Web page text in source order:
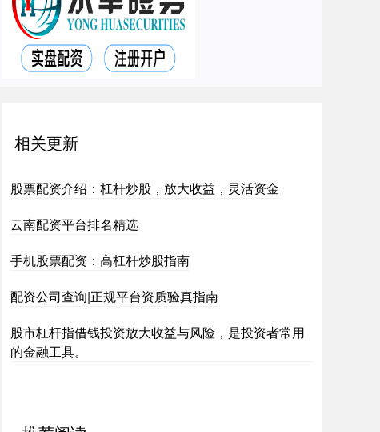
相关更新
股票配资介绍：杠杆炒股，放大收益，灵活资金
云南配资平台排名精选
手机股票配资：高杠杆炒股指南
配资公司查询|正规平台资质验真指南
股市杠杆指借钱投资放大收益与风险，是投资者常用
的金融工具。